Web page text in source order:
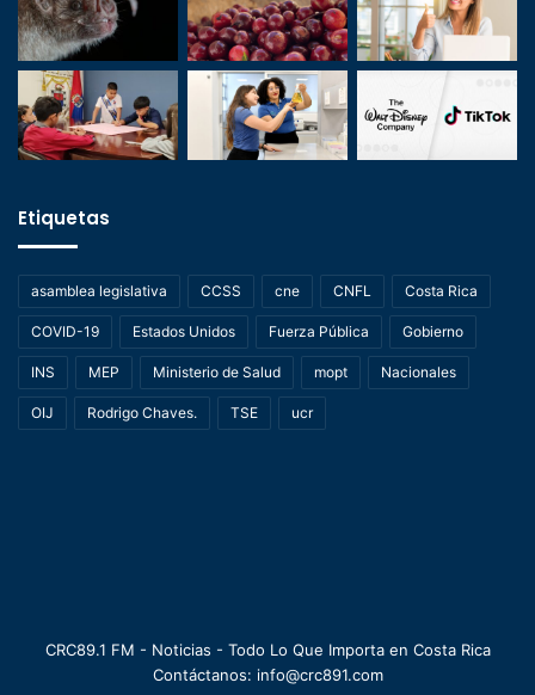
Etiquetas
asamblea legislativa CCSS cne CNFL Costa Rica
COVID-19 Estados Unidos Fuerza Pública Gobierno
INS MEP Ministerio de Salud mopt Nacionales
OIJ Rodrigo Chaves. TSE ucr
CRC89.1 FM - Noticias - Todo Lo Que Importa en Costa Rica
Contáctanos: info@crc891.com